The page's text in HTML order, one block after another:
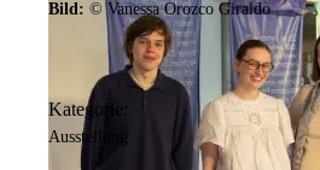
Bild: © Vanessa Orozco Giraldo
Kategorie:
Ausstellung